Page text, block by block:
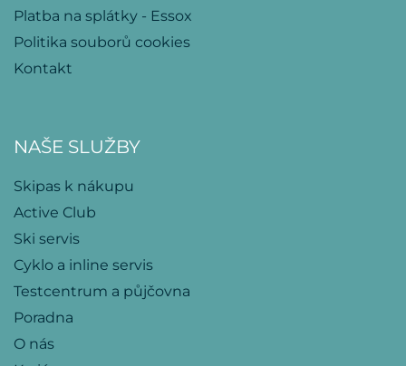
Platba na splátky - Essox
Politika souborů cookies
Kontakt
NAŠE SLUŽBY
Skipas k nákupu
Active Club
Ski servis
Cyklo a inline servis
Testcentrum a půjčovna
Poradna
O nás